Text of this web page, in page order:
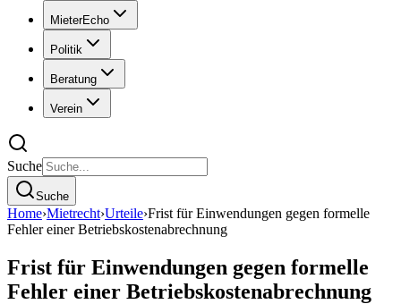
MieterEcho
Politik
Beratung
Verein
Suche
Suche
Home›Mietrecht›Urteile›Frist für Einwendungen gegen formelle
Fehler einer Betriebskostenabrechnung
Frist für Einwendungen gegen formelle
Fehler einer Betriebskostenabrechnung